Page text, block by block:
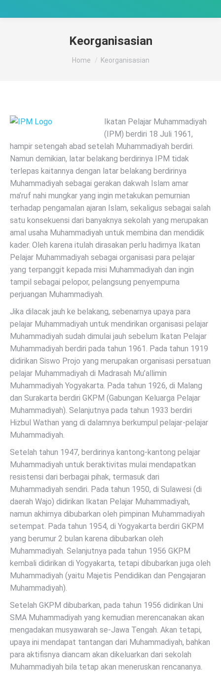
Keorganisasian
You are here:
Home Keorganisasian
Ikatan Pelajar Muhammadiyah
(IPM) berdiri 18 Juli 1961,
hampir setengah abad setelah Muhammadiyah berdiri.
Namun demikian, latar belakang berdirinya IPM tidak
terlepas kaitannya dengan latar belakang berdirinya
Muhammadiyah sebagai gerakan dakwah Islam amar
ma’ruf nahi mungkar yang ingin metakukan pemurnian
terhadap pengamalan ajaran Islam, sekaligus sebagai salah
satu konsekuensi dari banyaknya sekolah yang merupakan
amal usaha Muhammadiyah untuk membina dan mendidik
kader. Oleh karena itulah dirasakan perlu hadirnya Ikatan
Pelajar Muhammadiyah sebagai organisasi para pelajar
yang terpanggit kepada misi Muhammadiyah dan ingin
tampil sebagai pelopor, pelangsung penyempurna
perjuangan Muhammadiyah.
Jika dilacak jauh ke belakang, sebenarnya upaya para
pelajar Muhammadiyah untuk mendirikan organisasi pelajar
Muhammadiyah sudah dimulai jauh sebelum lkatan Pelajar
Muhammadiyah berdiri pada tahun 1961. Pada tahun 1919
didirikan Siswo Projo yang merupakan organisasi persatuan
pelajar Muhammadiyah di Madrasah Mu’allimin
Muhammadiyah Yogyakarta. Pada tahun 1926, di Malang
dan Surakarta berdiri GKPM (Gabungan Keluarga Pelajar
Muhammadiyah). Selanjutnya pada tahun 1933 berdiri
Hizbul Wathan yang di dalamnya berkumpul pelajar-pelajar
Muhammadiyah.
Setelah tahun 1947, berdirinya kantong-kantong pelajar
Muhammadiyah untuk beraktivitas mulai mendapatkan
resistensi dari berbagai pihak, termasuk dari
Muhammadiyah sendiri. Pada tahun 1950, di Sulawesi (di
daerah Wajo) didirikan Ikatan Pelajar Muhammadiyah,
namun akhirnya dibubarkan oleh pimpinan Muhammadiyah
setempat. Pada tahun 1954, di Yogyakarta berdiri GKPM
yang berumur 2 bulan karena dibubarkan oleh
Muhammadiyah. Selanjutnya pada tahun 1956 GKPM
kembali didirikan di Yogyakarta, tetapi dibubarkan juga oleh
Muhammadiyah (yaitu Majetis Pendidikan dan Pengajaran
Muhammadiyah).
Setelah GKPM dibubarkan, pada tahun 1956 didirikan Uni
SMA Muhammadiyah yang kemudian merencanakan akan
mengadakan musyawarah se-Jawa Tengah. Akan tetapi,
upaya ini mendapat tantangan dari Muhammadiyah, bahkan
para aktifisnya diancam akan dikeluarkan dari sekolah
Muhammadiyah bila tetap akan meneruskan rencananya.